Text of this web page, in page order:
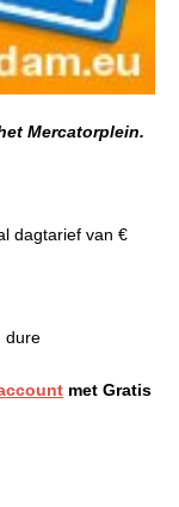
Mercatorplein.
dagtarief van €
dure
met Gratis